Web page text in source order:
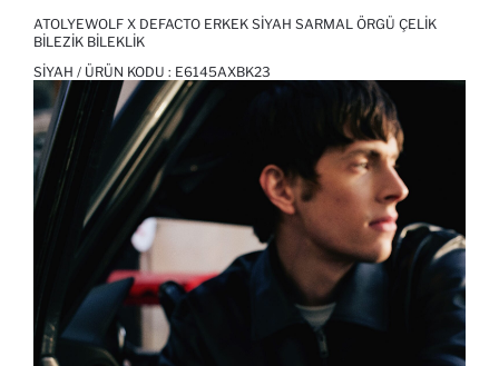
ATOLYEWOLF X DEFACTO ERKEK SIYAH SARMAL ÖRGÜ ÇELIK
BILEZIK BILEKLIK
SIYAH / ÜRÜN KODU : E6145AXBK23